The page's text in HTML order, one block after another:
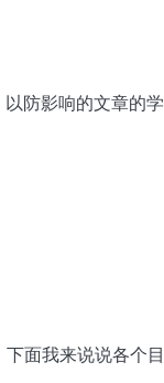
防影响的文章的学
面我来说说各个目